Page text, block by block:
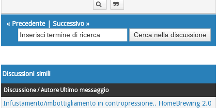
« Precedente|Successivo »
Discussioni simili
Discussione / Autore Ultimo messaggio
Infustamento/imbottigliamento in contropressione.. HomeBrewing 2.0